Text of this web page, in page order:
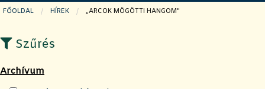
FŐOLDAL HÍREK JELENLEGI OLDAL:
„ARCOK MÖGÖTTI HANGOM"
Szűrés
Archívum